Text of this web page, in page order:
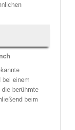
einem
berühmte
beim